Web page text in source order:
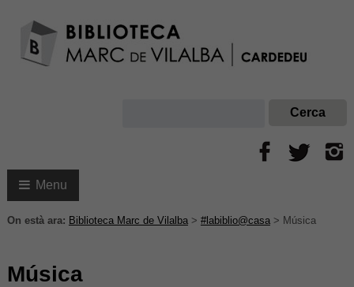
Menu
On està ara: Biblioteca Marc de Vilalba> #labiblio@casa> Música
Música